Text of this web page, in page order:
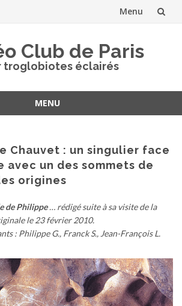
Menu
Club de Paris
troglobiotes éclairés
MENU
Chauvet : un singulier face
avec un des sommets de
origines
de Philippe… rédigé suite à sa visite de la
le 23 février 2010.
: Philippe G., Franck S., Jean-François L.